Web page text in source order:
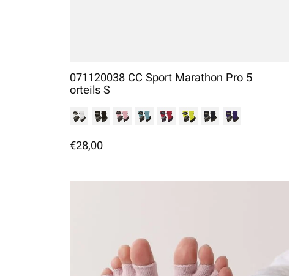
071120038 CC Sport Marathon Pro 5
orteils S
€28,00